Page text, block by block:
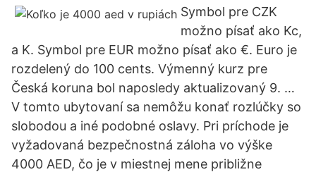
Symbol pre CZK
možno písať ako Kc,
a K. Symbol pre EUR možno písať ako €. Euro je
rozdelený do 100 cents. Výmenný kurz pre
Česká koruna bol naposledy aktualizovaný 9. …
V tomto ubytovaní sa nemôžu konať rozlúčky so
slobodou a iné podobné oslavy. Pri príchode je
vyžadovaná bezpečnostná záloha vo výške
4000 AED, čo je v miestnej mene približne